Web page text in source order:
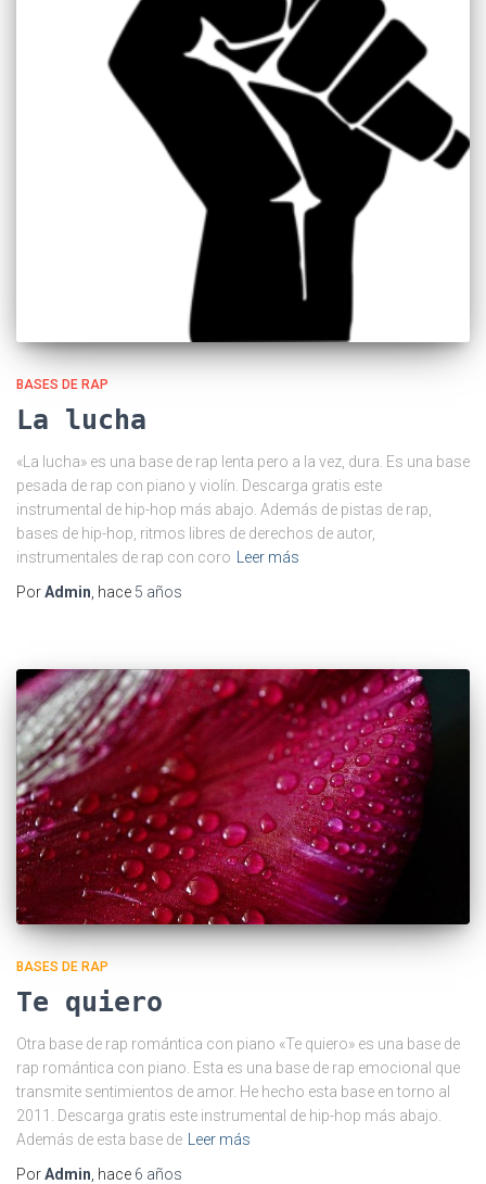
BASES DE RAP
La lucha
«La lucha» es una base de rap lenta pero a la vez, dura. Es una base
pesada de rap con piano y violín. Descarga gratis este
instrumental de hip-hop más abajo. Además de pistas de rap,
bases de hip-hop, ritmos libres de derechos de autor,
instrumentales de rap con coro
Leer más
PorAdmin , hace 5 años
BASES DE RAP
Te quiero
Otra base de rap romántica con piano «Te quiero» es una base de
rap romántica con piano. Esta es una base de rap emocional que
transmite sentimientos de amor. He hecho esta base en torno al
2011. Descarga gratis este instrumental de hip-hop más abajo.
Además de esta base de
Leer más
PorAdmin , hace 6 años